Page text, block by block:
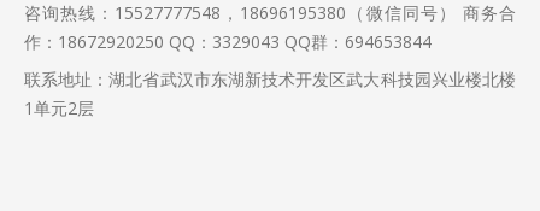
咨询热线：15527777548，18696195380（微信同号） 商务合
作：18672920250 QQ：3329043 QQ群：694653844
联系地址：湖北省武汉市东湖新技术开发区武大科技园兴业楼北楼
1单元2层